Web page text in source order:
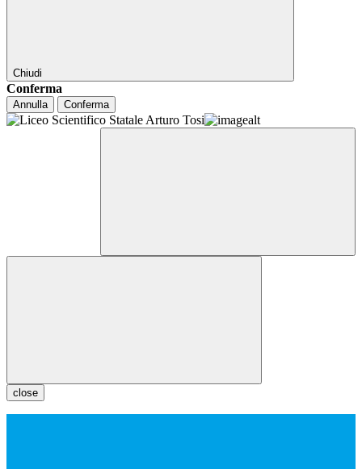
Chiudi
Conferma
Annulla Conferma
close